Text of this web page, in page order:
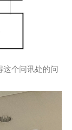
个问讯处的问